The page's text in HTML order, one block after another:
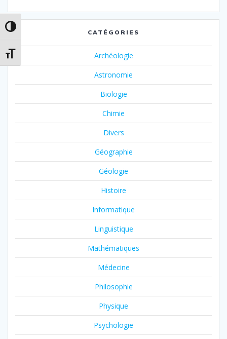
Passer en contraste élevé
Changer la taille de la police
CATÉGORIES
Archéologie
Astronomie
Biologie
Chimie
Divers
Géographie
Géologie
Histoire
Informatique
Linguistique
Mathématiques
Médecine
Philosophie
Physique
Psychologie